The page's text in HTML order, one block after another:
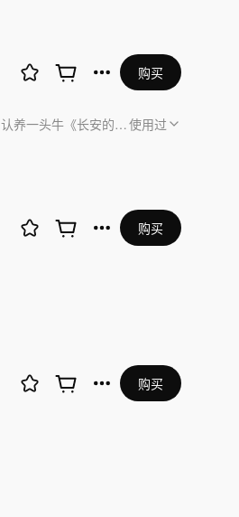
购买
认养一头牛《长安的荔枝》mini中插
使用过
购买
购买